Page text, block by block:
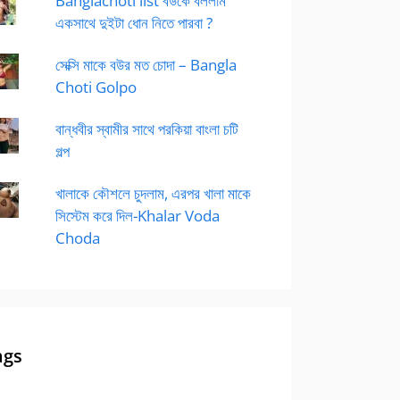
একসাথে দুইটা ধোন নিতে পারবা ?
সেক্সি মাকে বউর মত চোদা – Bangla
Choti Golpo
বান্ধবীর স্বামীর সাথে পরকিয়া বাংলা চটি
গল্প
খালাকে কৌশলে চুদলাম, এরপর খালা মাকে
সিস্টেম করে দিল-Khalar Voda
Choda